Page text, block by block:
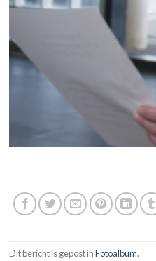
Dit bericht is gepost inFotoalbum.